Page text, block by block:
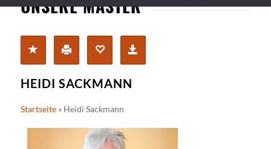
UNSERE MASTER
HEIDI SACKMANN
Startseite» Heidi Sackmann